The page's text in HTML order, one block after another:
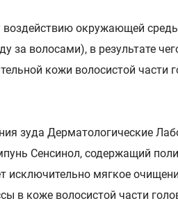
окружающей среды
волосами), в результате
кожи волосистой части
зуда Дерматологические
Сенсинол, содержащий
исключительно мягкое
в коже волосистой части